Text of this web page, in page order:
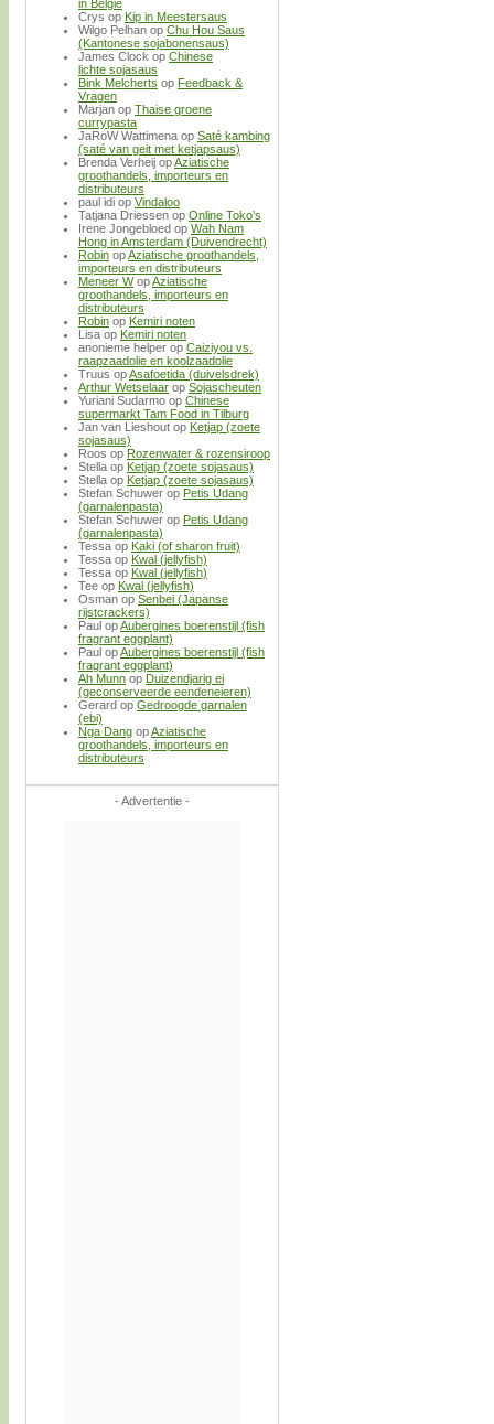
in België
Crys op Kip in Meestersaus
Wilgo Pelhan op Chu Hou Saus
(Kantonese sojabonensaus)
James Clock op Chinese
lichte sojasaus
Bink Melcherts op Feedback &
Vragen
Marjan op Thaise groene
currypasta
JaRoW Wattimena op Saté kambing
(saté van geit met ketjapsaus)
Brenda Verheij opAziatische
groothandels, importeurs en
distributeurs
paul idi op Vindaloo
Tatjana Driessen op Online Toko’s
Irene Jongebloed op Wah Nam
Hong in Amsterdam (Duivendrecht)
Robin opAziatische groothandels,
importeurs en distributeurs
Meneer WopAziatische
groothandels, importeurs en
distributeurs
Robin op Kemiri noten
Lisa op Kemiri noten
anonieme helper op Caiziyou vs.
raapzaadolie en koolzaadolie
Truus opAsafoetida (duivelsdrek)
Arthur Wetselaar op Sojascheuten
Yuriani Sudarmo op Chinese
supermarkt Tam Food in Tilburg
Jan van Lieshout op Ketjap (zoete
sojasaus)
Roos op Rozenwater & rozensiroop
Stella op Ketjap (zoete sojasaus)
Stella op Ketjap (zoete sojasaus)
Stefan Schuwer op Petis Udang
(garnalenpasta)
Stefan Schuwer op Petis Udang
(garnalenpasta)
Tessa op Kaki (of sharon fruit)
Tessa op Kwal (jellyfish)
Tessa op Kwal (jellyfish)
Tee op Kwal (jellyfish)
Osman op Senbei (Japanse
rijstcrackers)
Paul opAubergines boerenstijl (fish
fragrant eggplant)
Paul opAubergines boerenstijl (fish
fragrant eggplant)
Ah Munn op Duizendjarig ei
(geconserveerde eendeneieren)
Gerard op Gedroogde garnalen
(ebi)
Nga Dang opAziatische
groothandels, importeurs en
distributeurs
- Advertentie -